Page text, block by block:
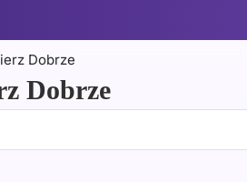
Dobrze